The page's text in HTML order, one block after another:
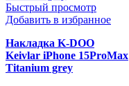
Быстрый просмотр
Добавить в избранное
Накладка K-DOO
Keivlar iPhone 15ProMax
Titanium grey